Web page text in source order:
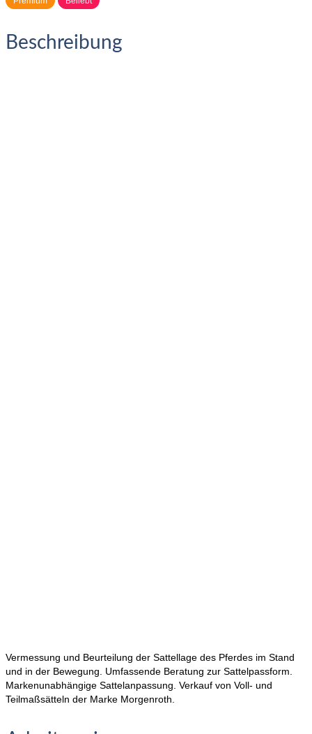
Beschreibung
Vermessung und Beurteilung der Sattellage des Pferdes im Stand
und in der Bewegung. Umfassende Beratung zur Sattelpassform.
Markenunabhängige Sattelanpassung. Verkauf von Voll- und
Teilmaßsätteln der Marke Morgenroth.